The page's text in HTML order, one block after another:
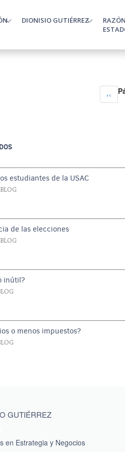
DIONISIO GUTIÉRREZ
‹‹
estudiantes de la USAC
de las elecciones
inútil?
o menos impuestos?
GUTIÉRREZ
en Estrategia y Negocios